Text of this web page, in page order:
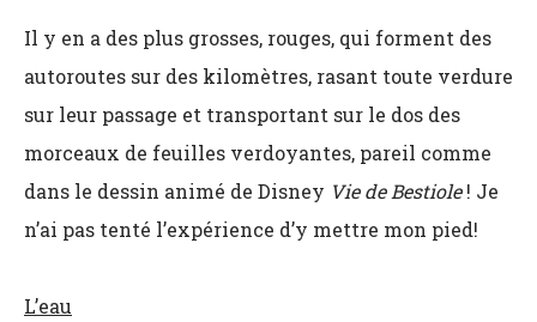
Il y en a des plus grosses, rouges, qui forment des
autoroutes sur des kilomètres, rasant toute verdure
sur leur passage et transportant sur le dos des
morceaux de feuilles verdoyantes, pareil comme
dans le dessin animé de Disney Vie de Bestiole! Je
n’ai pas tenté l’expérience d’y mettre mon pied!
L’eau